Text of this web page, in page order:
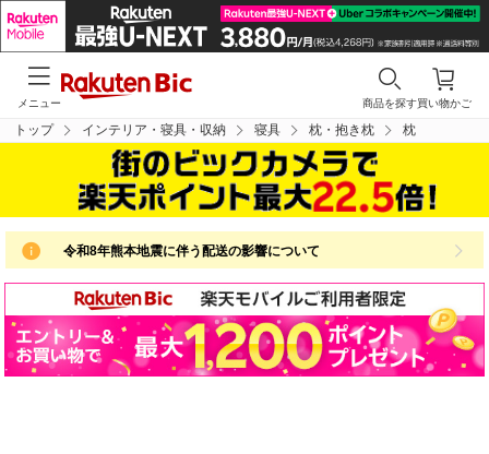
買い物かご
商品を探す
メニュー
トップ インテリア・寝具・収納 寝具 枕・抱き枕 枕
令和8年熊本地震に伴う配送の影響について